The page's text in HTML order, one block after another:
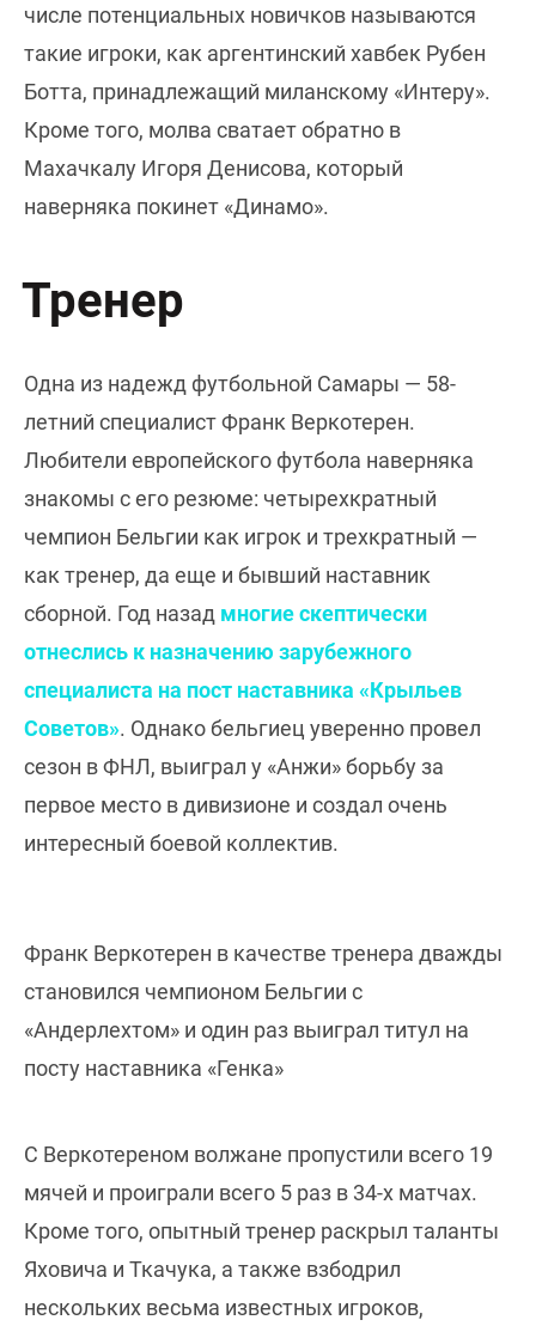
числе потенциальных новичков называются
такие игроки, как аргентинский хавбек Рубен
Ботта, принадлежащий миланскому «Интеру».
Кроме того, молва сватает обратно в
Махачкалу Игоря Денисова, который
наверняка покинет «Динамо».
Тренер
Одна из надежд футбольной Самары — 58-
летний специалист Франк Веркотерен.
Любители европейского футбола наверняка
знакомы с его резюме: четырехкратный
чемпион Бельгии как игрок и трехкратный —
как тренер, да еще и бывший наставник
сборной. Год назад многие скептически
отнеслись к назначению зарубежного
специалиста на пост наставника «Крыльев
Советов». Однако бельгиец уверенно провел
сезон в ФНЛ, выиграл у «Анжи» борьбу за
первое место в дивизионе и создал очень
интересный боевой коллектив.
Франк Веркотерен в качестве тренера дважды
становился чемпионом Бельгии с
«Андерлехтом» и один раз выиграл титул на
посту наставника «Генка»
С Веркотереном волжане пропустили всего 19
мячей и проиграли всего 5 раз в 34-х матчах.
Кроме того, опытный тренер раскрыл таланты
Яховича и Ткачука, а также взбодрил
нескольких весьма известных игроков,